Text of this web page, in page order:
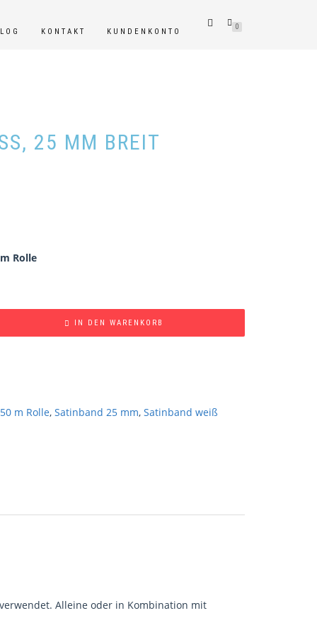
KONTAKT KUNDENKONTO
0
25 MM BREIT
Rolle
IN DEN WARENKORB
m Rolle, Satinband 25 mm, Satinband weiß
Alleine oder in Kombination mit